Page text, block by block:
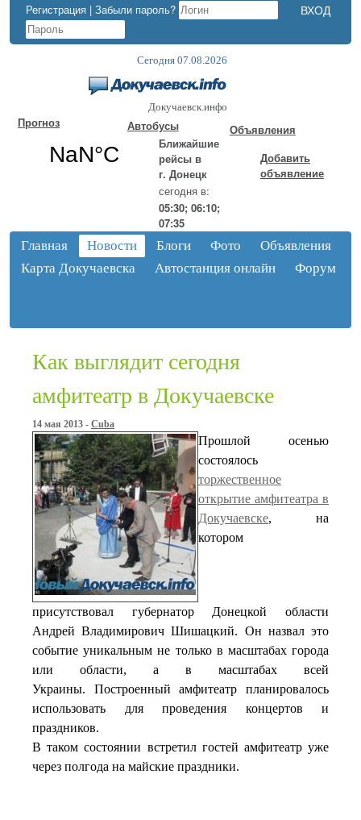
Регистрация | Забыли пароль?
Сегодня 07.08.2026
Докучаевск.инфо
Прогноз
Автобусы
Ближайшие
рейсы в
г. Донецк
сегодня в:
05:30; 06:10;
07:35
Объявления
Добавить
объявление
Главная Новости Блоги Фото
Объявления
Карта Докучаевска
Автостанция онлайн Форум
Как выглядит сегодня
амфитеатр в Докучаевске
14 мая 2013 - Cuba
Прошлой осенью
состоялось
торжественное
открытие амфитеатра в
Докучаевске, на
котором
присутствовал губернатор Донецкой области
Андрей Владимирович Шишацкий. Он назвал это
событие уникальным не только в масштабах города
или области, а в масштабах всей
Украины. Построенный амфитеатр планировалось
использовать для проведения концертов и
праздников.
В таком состоянии встретил гостей амфитеатр уже
через полгода на майские праздники.